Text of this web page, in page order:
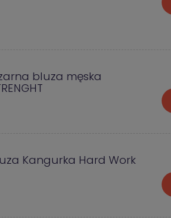
bluza męska
Kangurka Hard Work